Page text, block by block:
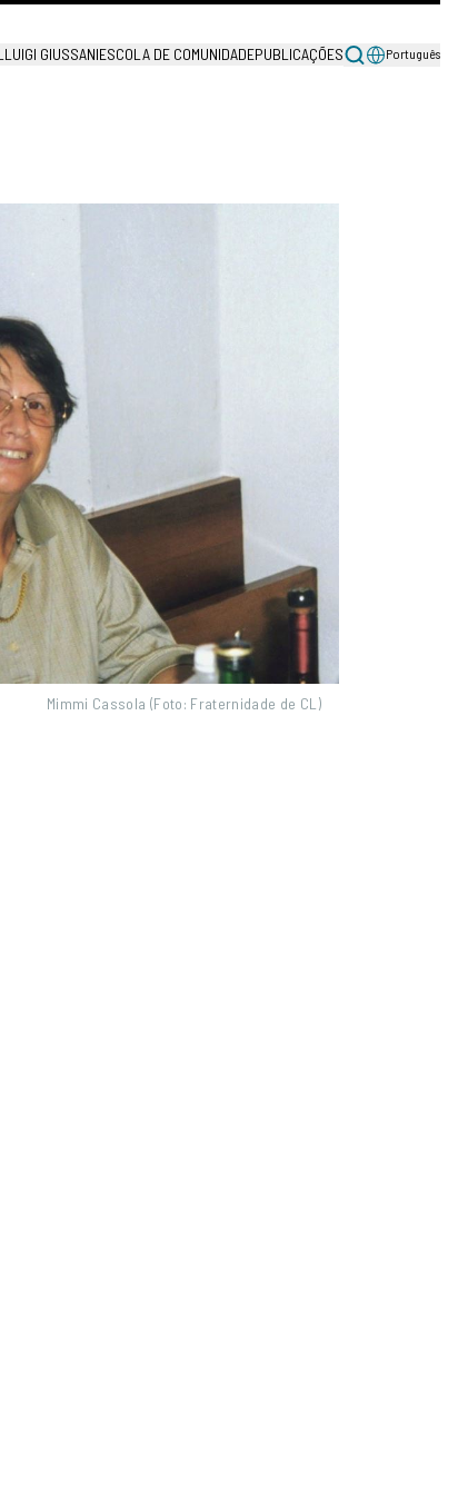
LUIGI GIUSSANIESCOLA DE COMUNIDADEPUBLICAÇÕES Português
Mimmi Cassola (Foto: Fraternidade de CL)